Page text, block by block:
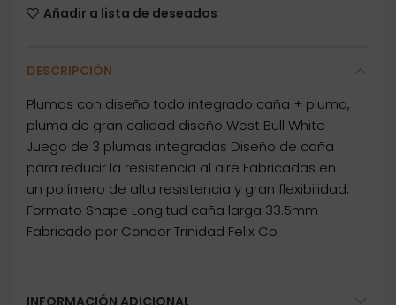
Añadir a lista de deseados
DESCRIPCIÓN
Plumas con diseño todo integrado caña + pluma,
pluma de gran calidad diseño West Bull White
Juego de 3 plumas integradas Diseño de caña
para reducir la resistencia al aire Fabricadas en
un polímero de alta resistencia y gran flexibilidad.
Formato Shape Longitud caña larga 33.5mm
Fabricado por Condor Trinidad Felix Co
INFORMACIÓN ADICIONAL